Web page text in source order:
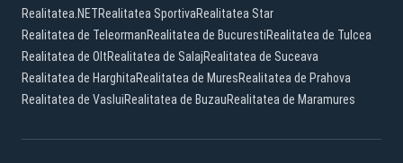
Realitatea.NETRealitatea SportivaRealitatea Star
Realitatea de TeleormanRealitatea de BucurestiRealitatea de Tulcea
Realitatea de OltRealitatea de SalajRealitatea de Suceava
Realitatea de HarghitaRealitatea de MuresRealitatea de Prahova
Realitatea de VasluiRealitatea de BuzauRealitatea de Maramures